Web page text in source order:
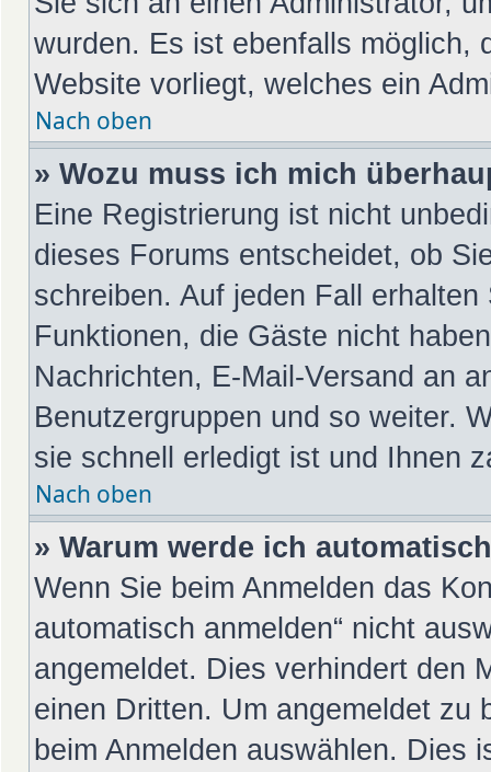
wurden. Es ist ebenfalls möglich,
Website vorliegt, welches ein
Nach oben
» Wozu muss ich mich
Eine Registrierung ist nicht
dieses Forums entscheidet, ob
schreiben. Auf jeden Fall
Funktionen, die Gäste nicht
Nachrichten, E-Mail-Versand an
Benutzergruppen und so weiter.
sie schnell erledigt ist und Ihnen
Nach oben
» Warum werde ich
Wenn Sie beim Anmelden das
automatisch anmelden“ nicht
angemeldet. Dies verhindert den
einen Dritten. Um angemeldet zu
beim Anmelden auswählen. Dies